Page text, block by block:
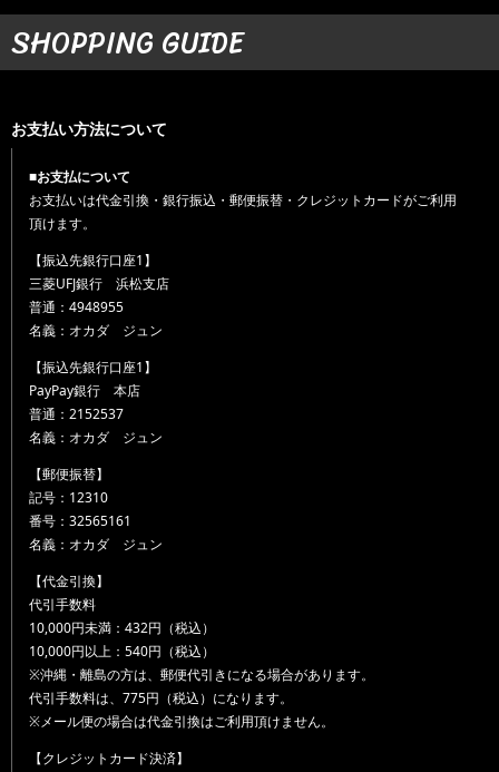
SHOPPING GUIDE
お支払い方法について
■お支払について
お支払いは代金引換・銀行振込・郵便振替・クレジットカードがご利用
頂けます。
【振込先銀行口座1】
三菱UFJ銀行 浜松支店
普通：4948955
名義：オカダ ジュン
【振込先銀行口座1】
PayPay銀行 本店
普通：2152537
名義：オカダ ジュン
【郵便振替】
記号：12310
番号：32565161
名義：オカダ ジュン
【代金引換】
代引手数料
10,000円未満：432円（税込）
10,000円以上：540円（税込）
※沖縄・離島の方は、郵便代引きになる場合があります。
代引手数料は、775円（税込）になります。
※メール便の場合は代金引換はご利用頂けません。
【クレジットカード決済】